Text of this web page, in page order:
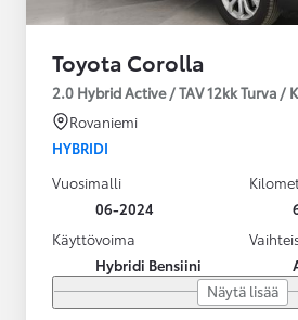
Toyota Corolla
2.0 Hybrid Active / TAV 12kk Turva
Rovaniemi
HYBRIDI
Vuosimalli
06-2024
Käyttövoima
Hybridi Bensiini
Näytä lisää